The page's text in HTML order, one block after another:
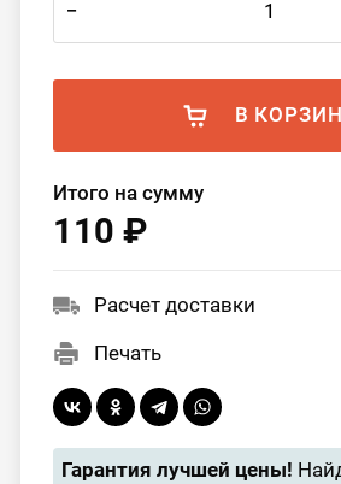
–
В
Итого на сумму
110 ₽
Расчет доставки
Печать
Гарантия лучшей цены!